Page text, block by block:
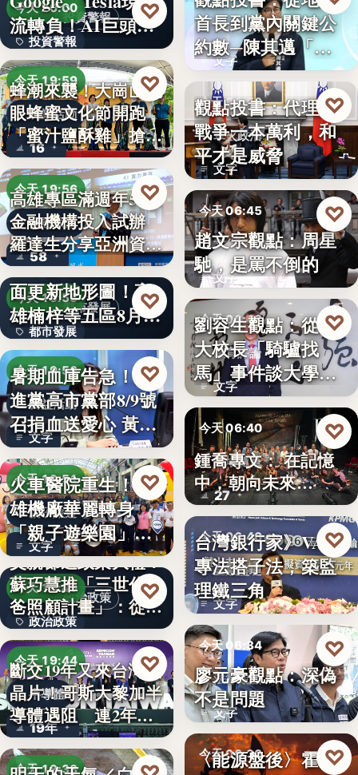
投資警報
今天 20:00
投資警報
文字
流轉負！AI巨頭…
♡
今天 19:59
農業活動
16
蜂潮來襲！大崗山龍
眼蜂蜜文化節開跑
「蜜汁鹽酥雞」搶先
爆…
♡
今天 19:56
金融政策
58
高雄專區滿週年58家
金融機構投入試辦
羅達生分享亞洲資
產…
♡
都市發展
今天 19:55
都市發展
文字
二十多年來首次全
面更新地形圖！高
雄楠梓等五區8月20
日上…
♡
今天 19:53
公益活動
文字
暑期血庫告急！民
進黨高市黨部8/9號
召捐血送愛心 黃
捷、…
♡
今天 19:51
親子旅遊
文字
火車醫院重生！高
雄機廠華麗轉身
「親子遊樂園」
開幕首日…
♡
政治政策
今天 19:49
政治政策
50%
父親節送政策大禮！
蘇巧慧推「三世代爸
爸照顧計畫」：從準
爸…
♡
今天 19:44
半導體
19年
斷交19年又來台灣找
晶片！哥斯大黎加半
導體遇阻 連2年
參…
♡
今天 19:38
政治分析
文字
首長到黨內關鍵公
約數─陳其邁「被
組閣」背…
今天 06:50
軍火政治
文字
觀點投書：代理人
戰爭一本萬利，和
平才是威脅
♡
今天 06:45
文化評論
文字
趙文宗觀點：周星
馳，是罵不倒的
♡
今天 06:42
教育評論
文字
劉容生觀點：從清
大校長「騎驢找
馬」事件談大學治
理與領導倫…
♡
今天 06:40
劇場隨筆
27
鍾喬專文： 在記憶
中，朝向未來…
♡
今天 06:40
金融監理
文字
台灣銀行家》VASP
專法搭子法，築監
理鐵三角
♡
今天 06:34
法律觀點
文字
廖元豪觀點：深偽
不是問題
♡
今天 06:30
〈能源盤後〉霍爾
♡